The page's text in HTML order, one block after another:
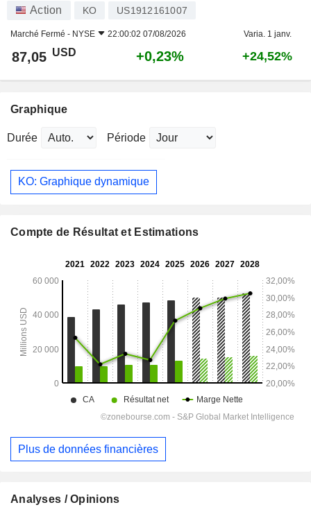
Action KO US1912161007
Marché Fermé - NYSE 22:00:02 07/08/2026 Varia. 1 janv.
87,05 USD +0,23% +24,52%
Graphique
Durée Période
KO: Graphique dynamique
Compte de Résultat et Estimations
Plus de données financières
Analyses / Opinions